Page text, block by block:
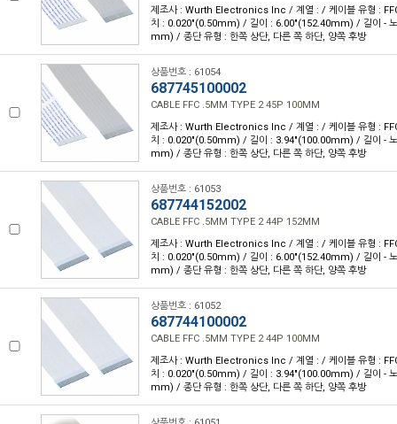
제조사 : Wurth Electronics Inc / 계열 : / 케이블 유형 :
치 : 0.020"(0.50mm) / 길이 : 6.00"(152.40mm) / 길이 -
mm) / 종단 유형 : 한쪽 상단, 다른 쪽 하단, 양쪽 후방
상품번호 : 61054
687745100002
CABLE FFC .5MM TYPE 2 45P 100MM
제조사 : Wurth Electronics Inc / 계열 : / 케이블 유형 :
치 : 0.020"(0.50mm) / 길이 : 3.94"(100.00mm) / 길이 -
mm) / 종단 유형 : 한쪽 상단, 다른 쪽 하단, 양쪽 후방
상품번호 : 61053
687744152002
CABLE FFC .5MM TYPE 2 44P 152MM
제조사 : Wurth Electronics Inc / 계열 : / 케이블 유형 :
치 : 0.020"(0.50mm) / 길이 : 6.00"(152.40mm) / 길이 -
mm) / 종단 유형 : 한쪽 상단, 다른 쪽 하단, 양쪽 후방
상품번호 : 61052
687744100002
CABLE FFC .5MM TYPE 2 44P 100MM
제조사 : Wurth Electronics Inc / 계열 : / 케이블 유형 :
치 : 0.020"(0.50mm) / 길이 : 3.94"(100.00mm) / 길이 -
mm) / 종단 유형 : 한쪽 상단, 다른 쪽 하단, 양쪽 후방